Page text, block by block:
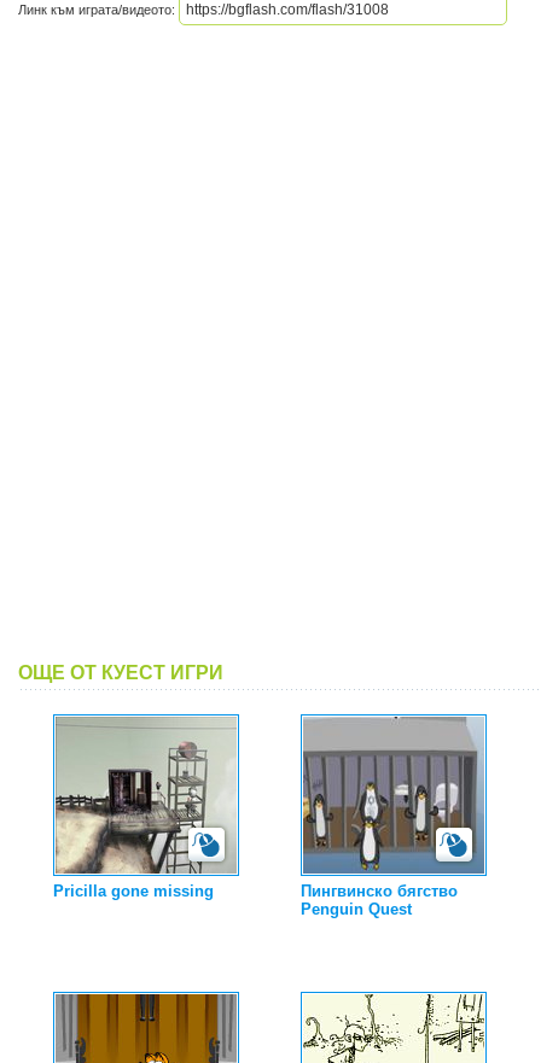
Линк към играта/видеото:
ОЩЕ ОТ КУЕСТ ИГРИ
Pricilla gone missing
Пингвинско бягство
Penguin Quest